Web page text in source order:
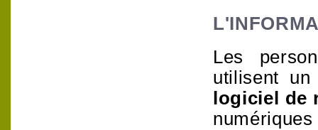
Les
utilisent
logiciel de
numériques